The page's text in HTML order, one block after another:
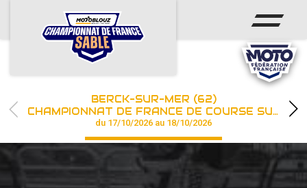
ACCUEIL
ACTUS
CHAMPIONNAT
RÉSULTATS
PHOTOS / WEB TV
BERCK-SUR-MER (62)
CHAMPIONNAT DE FRANCE DE COURSE SUR SABLE
du 17/10/2026 au 18/10/2026